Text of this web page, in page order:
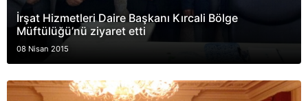
İrşat Hizmetleri Daire Başkanı Kırcali Bölge
Müftülüğü’nü ziyaret etti
08 Nisan 2015